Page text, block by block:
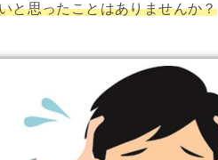
と思ったことはありませんか？